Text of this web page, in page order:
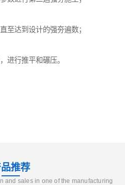
推荐
and sales in one of the manufacturing